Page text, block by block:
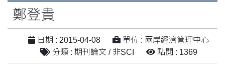
鄭登貴
日期 : 2015-04-08
單位 : 兩岸經濟管理中心
分類 : 期刊論文 / 非SCI
點閱 : 1369